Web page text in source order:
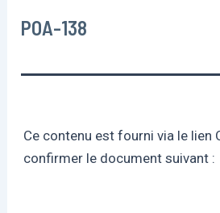
POA-138
Ce contenu est fourni via le lien
confirmer le document suivant :